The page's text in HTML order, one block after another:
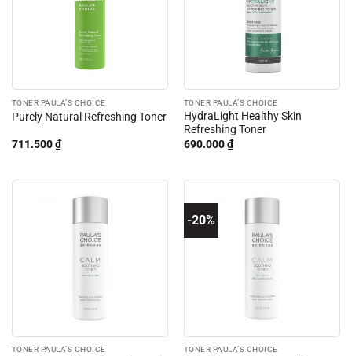
TONER PAULA’S CHOICE
Purely Natural Refreshing Toner
711.500₫
TONER PAULA’S CHOICE
HydraLight Healthy Skin
Refreshing Toner
690.000₫
TONER PAULA’S CHOICE
-20%
TONER PAULA’S CHOICE